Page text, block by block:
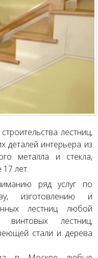
лестниц,
деталей интерьера из
металла и стекла,
лет.
ряд услуг по
изготовлению и
лестниц любой
лестниц,
стали и дерева